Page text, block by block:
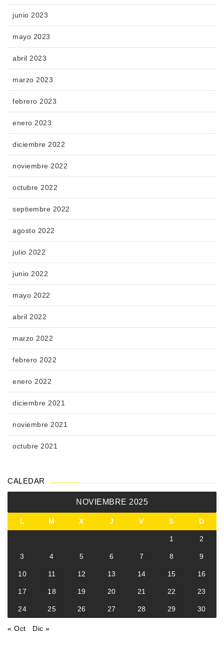
junio 2023
mayo 2023
abril 2023
marzo 2023
febrero 2023
enero 2023
diciembre 2022
noviembre 2022
octubre 2022
septiembre 2022
agosto 2022
julio 2022
junio 2022
mayo 2022
abril 2022
marzo 2022
febrero 2022
enero 2022
diciembre 2021
noviembre 2021
octubre 2021
CALEDAR
NOVIEMBRE 2025
L M X J V S D
1 2
3 4 5 6 7 8 9
10 11 12 13 14 15 16
17 18 19 20 21 22 23
24 25 26 27 28 29 30
« Oct Dic »